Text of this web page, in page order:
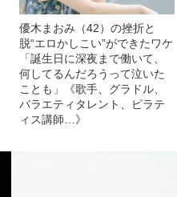
優木まおみ（42）の挫折と
脱“エロかしこい”ができたワケ
「誕生日に深夜まで働いて、
何してるんだろうって泣いた
ことも」《歌手、グラドル、
バラエティタレント、ピラテ
ィス講師…》